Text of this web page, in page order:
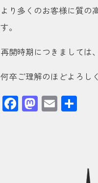
より多くのお客様に質の
す。
再開時期につきましては
何卒ご理解のほどよろし
Facebook
Mastodon
Email